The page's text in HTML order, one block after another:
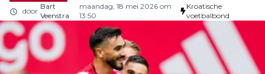
door
Bart
Veenstra
maandag, 18 mei 2026 om
13:50
Kroatische
voetbalbond